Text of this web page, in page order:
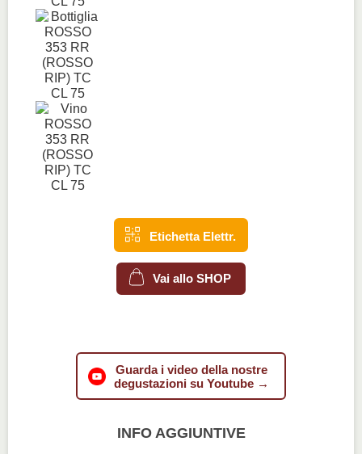
Etichetta Elettr.
Vai allo SHOP
Guarda i video della nostre
degustazioni su Youtube →
INFO AGGIUNTIVE